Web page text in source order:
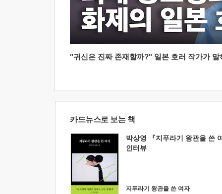
"귀신은 진짜 존재할까?" 일본 호러 작가가
카드뉴스로 보는 책
박상영 『지푸라기 왕관을 쓴
인터뷰
지푸라기 왕관을 쓴 여자